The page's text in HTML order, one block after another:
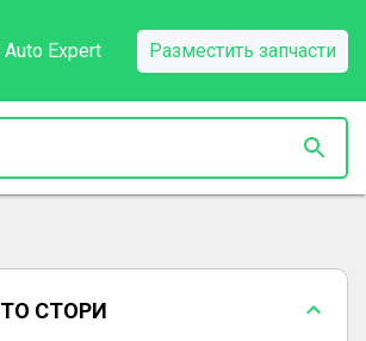
Expert Разместить запчасти
СТОРИ